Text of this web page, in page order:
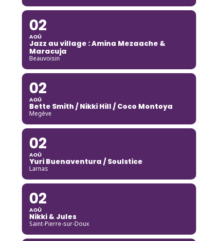
02
AOÛ
Jazz au village : Amina Mezaache &
Maracuja
Beauvoisin
02
AOÛ
Bette Smith / Nikki Hill / Coco Montoya
Megève
02
AOÛ
Yuri Buenaventura / Soulstice
Larnas
02
AOÛ
Nikki & Jules
Saint-Pierre-sur-Doux